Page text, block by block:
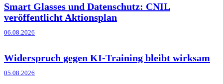
Smart Glasses und Datenschutz: CNIL
veröffentlicht Aktionsplan
06.08.2026
Widerspruch gegen KI-Training bleibt wirksam
05.08.2026